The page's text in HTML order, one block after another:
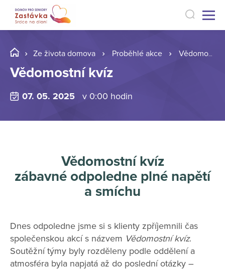
Ze života domova Proběhlé akce Vědomostní kvíz
Vědomostní kvíz
07. 05. 2025 v 0:00 hodin
Vědomostní kvíz
zábavné odpoledne plné napětí
a smíchu
Dnes odpoledne jsme si s klienty zpříjemnili čas
společenskou akcí s názvem Vědomostní kvíz.
Soutěžní týmy byly rozděleny podle oddělení a
atmosféra byla napjatá až do poslední otázky –